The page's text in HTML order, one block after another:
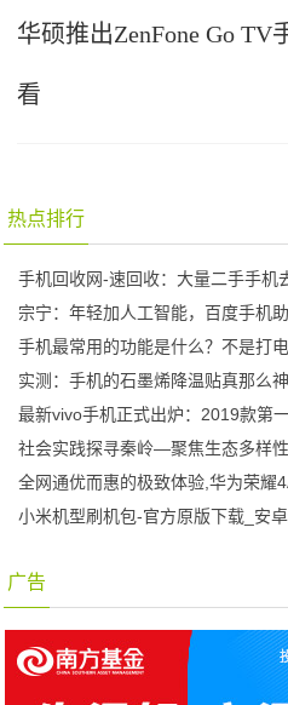
华硕推出ZenFone Go
看
热点排行
手机回收网-速回收：大量二手手机
宗宁：年轻加人工智能，百度手机
手机最常用的功能是什么？不是打电
实测：手机的石墨烯降温贴真那么神
最新vivo手机正式出炉：2019款第
社会实践探寻秦岭—聚焦生态多样
全网通优而惠的极致体验,华为荣耀
小米机型刷机包-官方原版下载_安
广告